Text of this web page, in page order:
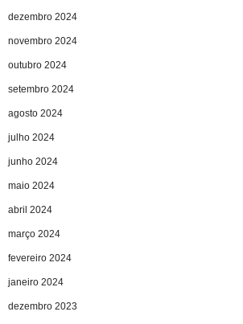
dezembro 2024
novembro 2024
outubro 2024
setembro 2024
agosto 2024
julho 2024
junho 2024
maio 2024
abril 2024
março 2024
fevereiro 2024
janeiro 2024
dezembro 2023